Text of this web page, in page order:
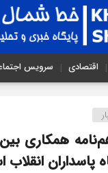
اقتصادی سرویس
همکاری
پاسداران انقلاب